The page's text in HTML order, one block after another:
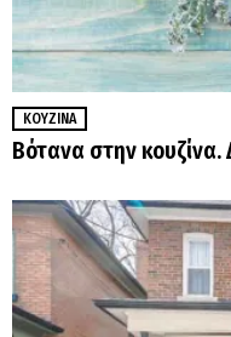
ΚΟΥΖΊΝΑ
Βότανα στην κουζίνα.